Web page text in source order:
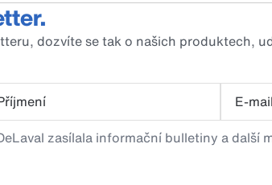
dozvíte se tak o našich produktech,
E-mail
zasílala informační bulletiny a